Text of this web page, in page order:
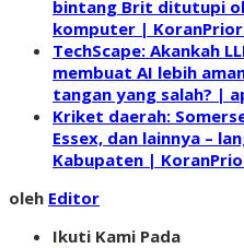
bintang Brit ditutupi
komputer |
TechScape: Akankah
membuat AI lebih
tangan yang salah? |
Kriket daerah:
Essex, dan lainnya –
Kabupaten |
oleh Editor
Ikuti Kami Pada